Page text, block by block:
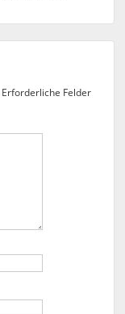
Erforderliche Felder